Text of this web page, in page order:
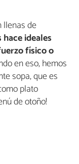
llenas de
ideales
físico o
en eso, hemos
sopa, que es
plato
de otoño!